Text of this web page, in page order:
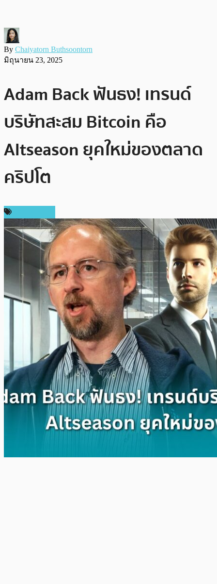
By Chaiyatorn Buthsoontorn
มิถุนายน 23, 2025
Adam Back ฟันธง! เทรนด์
บริษัทสะสม Bitcoin คือ
Altseason ยุคใหม่ของตลาด
คริปโต